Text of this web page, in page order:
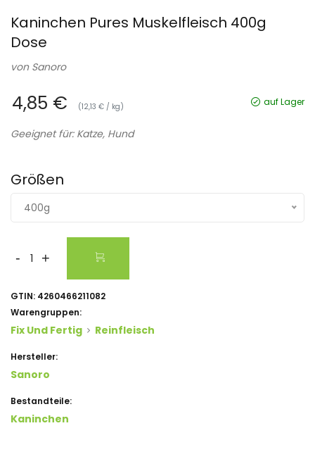
Kaninchen Pures Muskelfleisch 400g
Dose
von Sanoro
4,85 € (12,13 € / kg) auf Lager
Geeignet für: Katze, Hund
Größen
400g
- +
GTIN: 4260466211082
Warengruppen:
Fix Und Fertig Reinfleisch
Hersteller:
Sanoro
Bestandteile:
Kaninchen